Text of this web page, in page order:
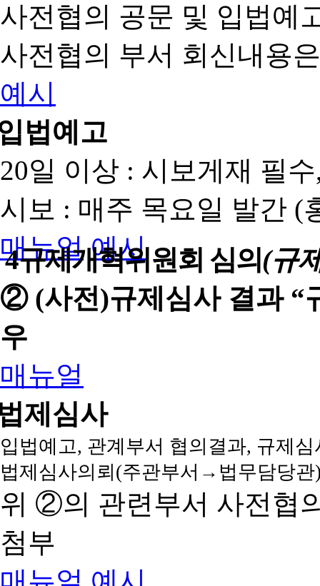
사전협의 공문 및 입법예
사전협의 부서 회신내용
예시
법예고
20일 이상 : 시보게재 필
시보 : 매주 목요일 발간 (
매뉴얼 예시
4규제개혁위원회 심의(규
② (사전)규제심사 결과 “
우
매뉴얼
제심사
입법예고, 관계부서 협의결과, 규제
법제심사의뢰(주관부서→법무담당
위 ②의 관련부서 사전협
첨부